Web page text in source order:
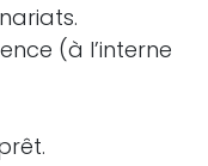
(à l’interne